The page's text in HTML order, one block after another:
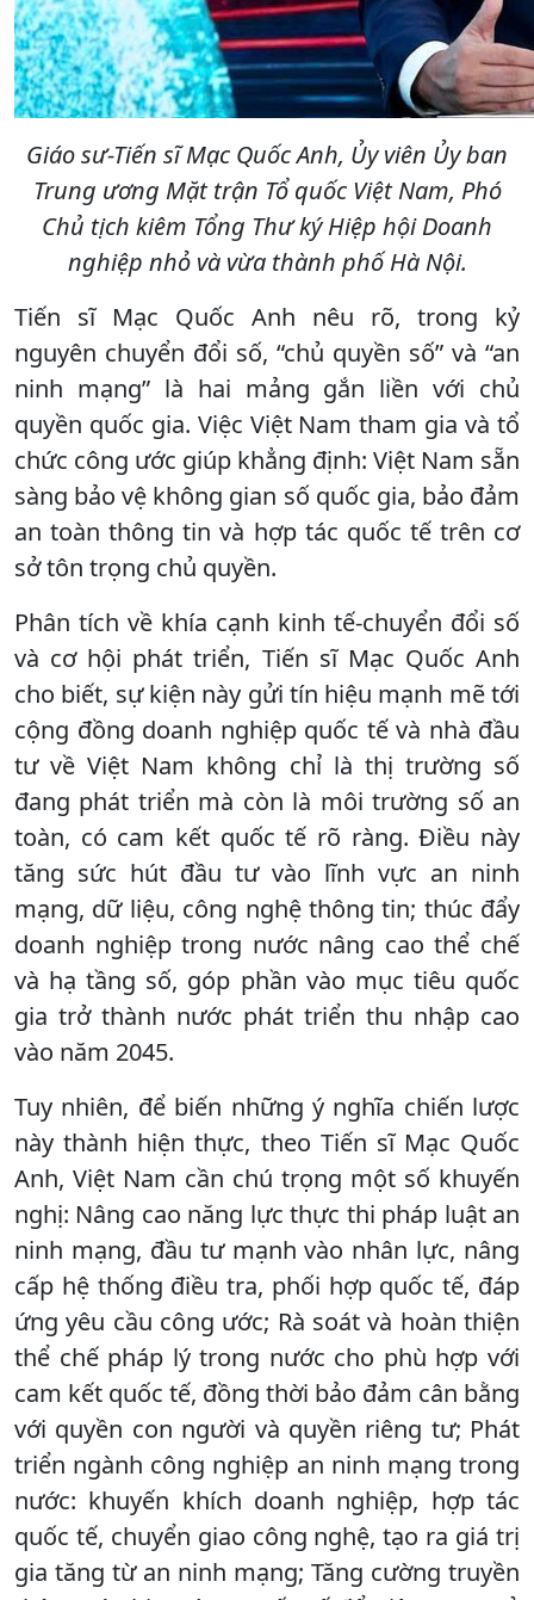
Giáo sư-Tiến sĩ Mạc Quốc Anh, Ủy viên Ủy ban
Trung ương Mặt trận Tổ quốc Việt Nam, Phó
Chủ tịch kiêm Tổng Thư ký Hiệp hội Doanh
nghiệp nhỏ và vừa thành phố Hà Nội.
Tiến sĩ Mạc Quốc Anh nêu rõ, trong kỷ
nguyên chuyển đổi số, “chủ quyền số” và “an
ninh mạng” là hai mảng gắn liền với chủ
quyền quốc gia. Việc Việt Nam tham gia và tổ
chức công ước giúp khẳng định: Việt Nam sẵn
sàng bảo vệ không gian số quốc gia, bảo đảm
an toàn thông tin và hợp tác quốc tế trên cơ
sở tôn trọng chủ quyền.
Phân tích về khía cạnh kinh tế-chuyển đổi số
và cơ hội phát triển, Tiến sĩ Mạc Quốc Anh
cho biết, sự kiện này gửi tín hiệu mạnh mẽ tới
cộng đồng doanh nghiệp quốc tế và nhà đầu
tư về Việt Nam không chỉ là thị trường số
đang phát triển mà còn là môi trường số an
toàn, có cam kết quốc tế rõ ràng. Điều này
tăng sức hút đầu tư vào lĩnh vực an ninh
mạng, dữ liệu, công nghệ thông tin; thúc đẩy
doanh nghiệp trong nước nâng cao thể chế
và hạ tầng số, góp phần vào mục tiêu quốc
gia trở thành nước phát triển thu nhập cao
vào năm 2045.
Tuy nhiên, để biến những ý nghĩa chiến lược
này thành hiện thực, theo Tiến sĩ Mạc Quốc
Anh, Việt Nam cần chú trọng một số khuyến
nghị: Nâng cao năng lực thực thi pháp luật an
ninh mạng, đầu tư mạnh vào nhân lực, nâng
cấp hệ thống điều tra, phối hợp quốc tế, đáp
ứng yêu cầu công ước; Rà soát và hoàn thiện
thể chế pháp lý trong nước cho phù hợp với
cam kết quốc tế, đồng thời bảo đảm cân bằng
với quyền con người và quyền riêng tư; Phát
triển ngành công nghiệp an ninh mạng trong
nước: khuyến khích doanh nghiệp, hợp tác
quốc tế, chuyển giao công nghệ, tạo ra giá trị
gia tăng từ an ninh mạng; Tăng cường truyền